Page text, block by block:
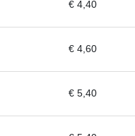
€ 4,40
€ 4,60
€ 5,40